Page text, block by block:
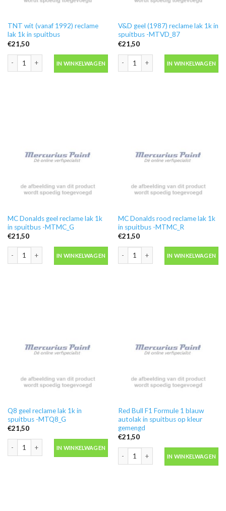
TNT wit (vanaf 1992) reclame
lak 1k in spuitbus
€21,50
IN WINKELWAGEN
V&D geel (1987) reclame lak 1k in
spuitbus -MTVD_87
€21,50
IN WINKELWAGEN
MC Donalds geel reclame lak 1k
in spuitbus -MTMC_G
€21,50
MC Donalds geel reclame lak 1k in spuitbus -MTMC_G aantal
IN WINKELWAGEN
MC Donalds rood reclame lak 1k
in spuitbus -MTMC_R
€21,50
MC Donalds rood reclame lak 1k in
IN WINKELWAGEN
Q8 geel reclame lak 1k in
spuitbus -MTQ8_G
€21,50
Q8 geel reclame lak 1k in spuitbus -MTQ8_G aantal
IN WINKELWAGEN
Red Bull F1 Formule 1 blauw
autolak in spuitbus op kleur
gemengd
€21,50
Red Bull F1 Formule 1 blauw autolak
IN WINKELWAGEN